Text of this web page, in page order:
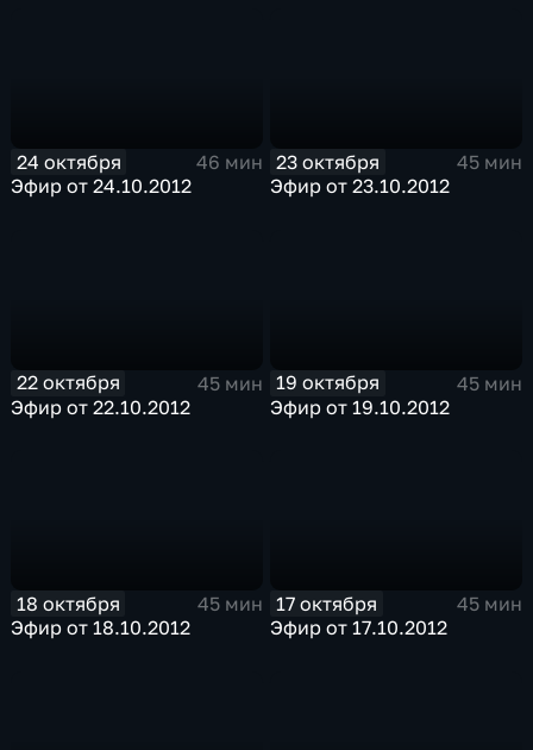
24 октября
46 мин
Эфир от 24.10.2012
23 октября
45 мин
Эфир от 23.10.2012
22 октября
45 мин
Эфир от 22.10.2012
19 октября
45 мин
Эфир от 19.10.2012
18 октября
45 мин
Эфир от 18.10.2012
17 октября
45 мин
Эфир от 17.10.2012